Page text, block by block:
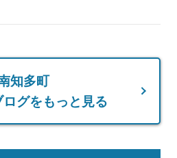
知多町
グをもっと見る